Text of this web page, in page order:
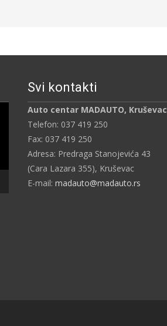
Svi kontakti
Auto centar MADAUTO, Kruševac
Telefon: 037 419 250
Fax: 037 419 250
Adresa: Predraga Stanojevića 43
(Cara Lazara 355), Kruševac
E-mail: madauto@madauto.rs